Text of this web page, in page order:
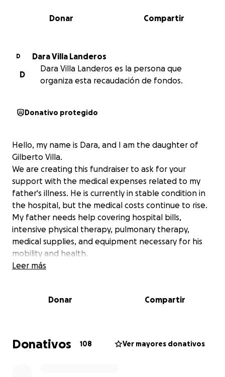
Compartir
Donar
D
Dara Villa Landeros
D
Dara Villa Landeros es la persona que
organiza esta recaudación de fondos.
Donativo protegido
Hello, my name is Dara, and I am the daughter of
Gilberto Villa.
We are creating this fundraiser to ask for your
support with the medical expenses related to my
father's illness. He is currently in stable condition in
the hospital, but the medical costs continue to rise.
My father needs help covering hospital bills,
intensive physical therapy, pulmonary therapy,
medical supplies, and equipment necessary for his
mobility and health.
We are deeply grateful to everyone who can help.
apoyo con los gastos médicos derivados de la
enfermedad de mi papá. Actualmente se encuentra
Leer más
Donar Compartir
Donativos 108 Ver mayores donativos